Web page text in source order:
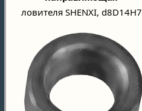
ловителя SHENXI, d8D14H7